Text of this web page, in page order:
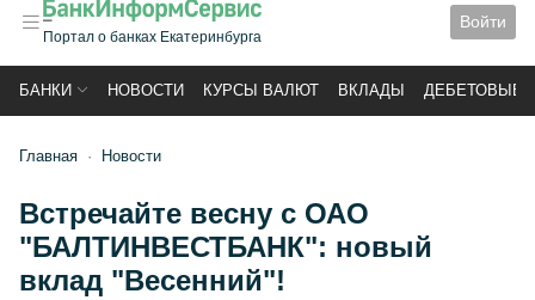
Портал о банках Екатеринбурга
Войти
БАНКИ НОВОСТИ КУРСЫ ВАЛЮТ ВКЛАДЫ ДЕБЕТОВЫЕ
Главная Новости
Встречайте весну с ОАО
"БАЛТИНВЕСТБАНК": новый
вклад "Весенний"!